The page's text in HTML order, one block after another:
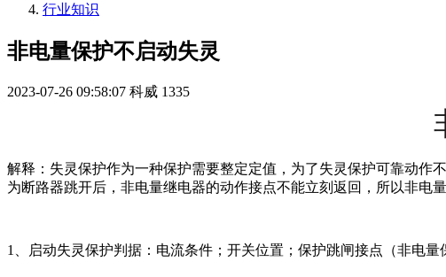
行业知识
非电量保护不启动失灵
2023-07-26 09:58:07 科威 1335
解释：失灵保护作为一种保护需要整定定值，为了失灵保护可靠动作
为断路器跳开后，非电量继电器的动作接点不能立刻返回，所以非电
1、启动失灵保护判据：电流条件；开关位置；保护跳闸接点（非电